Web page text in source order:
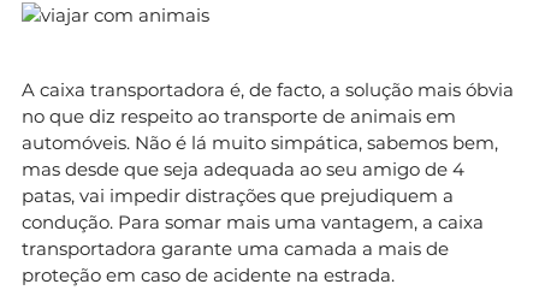
A caixa transportadora é, de facto, a solução mais óbvia
no que diz respeito ao transporte de animais em
automóveis. Não é lá muito simpática, sabemos bem,
mas desde que seja adequada ao seu amigo de 4
patas, vai impedir distrações que prejudiquem a
condução. Para somar mais uma vantagem, a caixa
transportadora garante uma camada a mais de
proteção em caso de acidente na estrada.